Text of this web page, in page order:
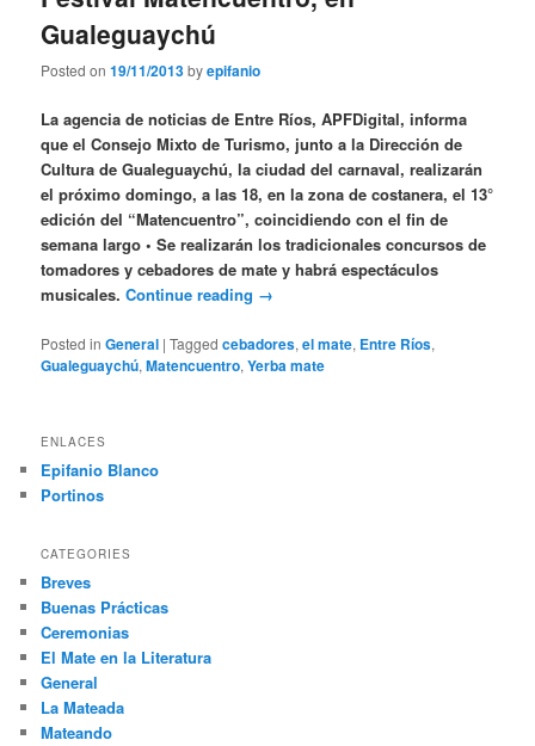
Gualeguaychú
Posted on19/11/2013byepifanio
La agencia de noticias de Entre Ríos, APFDigital, informa
que el Consejo Mixto de Turismo, junto a la Dirección de
Cultura de Gualeguaychú, la ciudad del carnaval, realizarán
el próximo domingo, a las 18, en la zona de costanera, el 13°
edición del “Matencuentro”, coincidiendo con el fin de
semana largo • Se realizarán los tradicionales concursos de
tomadores y cebadores de mate y habrá espectáculos
musicales.Continue reading →
Posted in General |Tagged cebadores,el mate, Entre Ríos,
Gualeguaychú,Matencuentro,Yerba mate
ENLACES
Epifanio Blanco
Portinos
CATEGORIES
Breves
Buenas Prácticas
Ceremonias
El Mate en la Literatura
General
La Mateada
Mateando